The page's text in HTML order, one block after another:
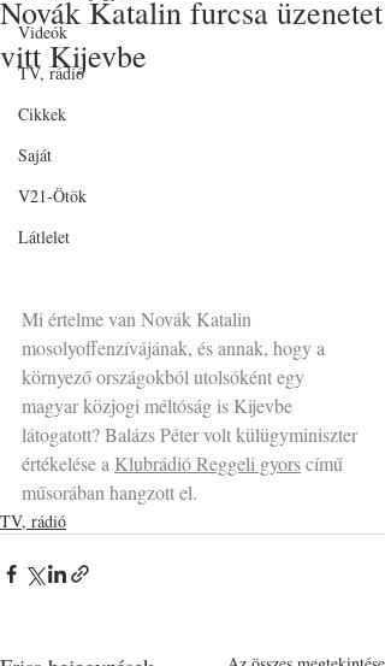
Videók
TV, rádió
Cikkek
Saját
V21-Ötök
Látlelet
Novák Katalin furcsa üzenetet
vitt Kijevbe
Mi értelme van Novák Katalin
mosolyoffenzívájának, és annak, hogy a
környező országokból utolsóként egy
magyar közjogi méltóság is Kijevbe
látogatott? Balázs Péter volt külügyminiszter
értékelése a Klubrádió Reggeli gyors című
műsorában hangzott el.
TV, rádió